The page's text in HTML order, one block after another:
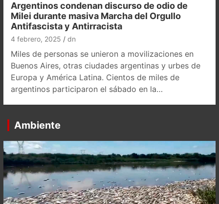
Argentinos condenan discurso de odio de
Milei durante masiva Marcha del Orgullo
Antifascista y Antirracista
4 febrero, 2025 dn
Miles de personas se unieron a movilizaciones en
Buenos Aires, otras ciudades argentinas y urbes de
Europa y América Latina. Cientos de miles de
argentinos participaron el sábado en la…
Ambiente